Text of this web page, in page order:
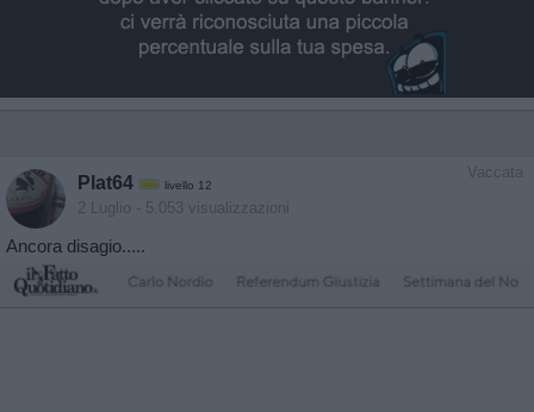
Vaccata
Plat64 livello 12
2 Luglio - 5.053 visualizzazioni
Ancora disagio.....